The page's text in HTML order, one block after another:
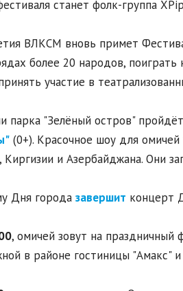
станет фолк-группа
ВЛКСМ вновь примет
более 20 народов,
участие в
парка "Зелёный остров"
(0+). Красочное шоу для
Киргизии и Азербайджана. Они
Дня города завершит концерт
, омичей зовут на праздничный
в районе гостиницы "Амакс"